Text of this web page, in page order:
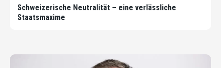
Schweizerische Neutralität – eine verlässliche
Staatsmaxime